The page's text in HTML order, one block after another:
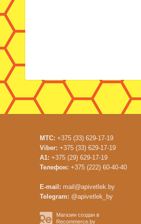
МТС: +375 (33) 629-17-19
Viber: +375 (33) 629-17-19
A1: +375 (29) 629-17-19
Телефон: +375 (222) 60-40-40
E-mail: mail@apivetlek.by
Telegram: @apivetlek_by
Магазин создан в
Recommerce.by